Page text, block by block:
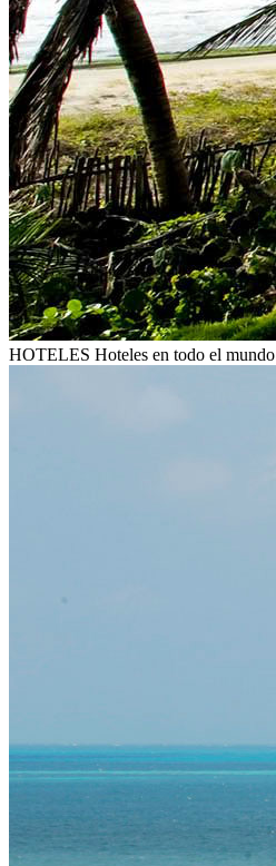
HOTELES Hoteles en todo el mundo